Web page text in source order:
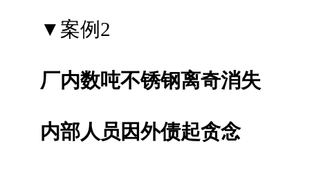
▼案例2
厂内数吨不锈钢离奇消失
内部人员因外债起贪念